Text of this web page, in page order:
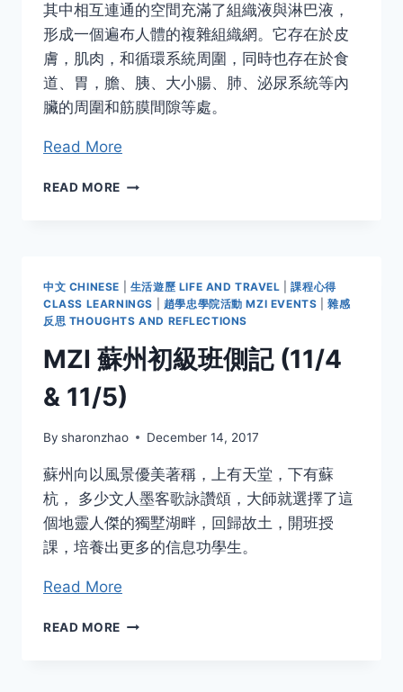
其中相互連通的空間充滿了組織液與淋巴液，
形成一個遍布人體的複雜組織網。它存在於皮
膚，肌肉，和循環系統周圍，同時也存在於食
道、胃，膽、胰、大小腸、肺、泌尿系統等內
臟的周圍和筋膜間隙等處。
Read More
READ MORE 間
醫
療
與
今
科
學
發
交
叉
點
中文 CHINESE 生活遊歷 LIFE AND TRAVEL |課程心得
CLASS LEARNINGS
趙學忠學院活動 MZI EVENTS |雜感
反思 THOUGHTS AND REFLECTIONS
MZI 蘇州初級班側記 (11/4
& 11/5)
By sharonzhao December 14, 2017
蘇州向以風景優美著稱，上有天堂，下有蘇
杭， 多少文人墨客歌詠讚頌，大師就選擇了這
個地靈人傑的獨墅湖畔，回歸故土，開班授
課，培養出更多的信息功學生。
Read More
READ MORE MZI